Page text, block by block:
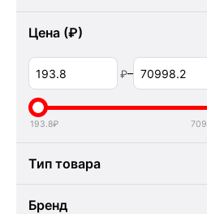
Цена (₽)
₽–
193.8₽
Тип товара
Бренд